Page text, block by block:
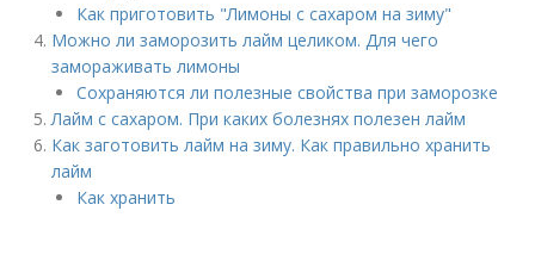
Как приготовить "Лимоны с сахаром на зиму"
Можно ли заморозить лайм целиком. Для чего
замораживать лимоны
Сохраняются ли полезные свойства при заморозке
Лайм с сахаром. При каких болезнях полезен лайм
Как заготовить лайм на зиму. Как правильно хранить
лайм
Как хранить